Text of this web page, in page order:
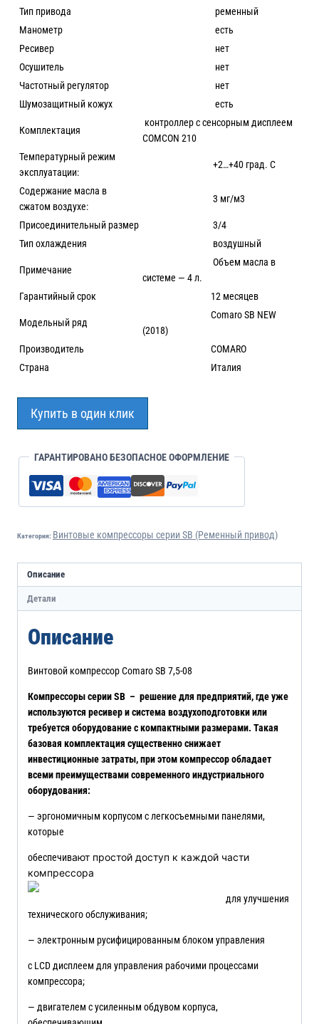
Тип привода
ременный
Манометр
есть
Ресивер
нет
Осушитель
нет
Частотный регулятор
нет
Шумозащитный кожух
есть
Комплектация
контроллер с сенсорным дисплеем
COMCON 210
Температурный режим
эксплуатации:
+2…+40 град. С
Содержание масла в
сжатом воздухе:
3 мг/м3
Присоединительный размер
3/4
Тип охлаждения
воздушный
Примечание
Объем масла в
системе — 4 л.
Гарантийный срок
12 месяцев
Модельный ряд
Comaro SB NEW
(2018)
Производитель
COMARO
Страна
Италия
Купить в один клик
ГАРАНТИРОВАНО БЕЗОПАСНОЕ ОФОРМЛЕНИЕ
Категория: Винтовые компрессоры серии SB (Ременный привод)
Описание
Детали
Описание
Винтовой компрессор Comaro SB 7,5-08
Компрессоры серии SB – решение для предприятий, где уже
используются ресивер и система воздухоподготовки или
требуется оборудование с компактными размерами. Такая
базовая комплектация существенно снижает
инвестиционные затраты, при этом компрессор обладает
всеми преимуществами современного индустриального
оборудования:
— эргономичным корпусом с легкосъемными панелями,
которые
обеспечивают простой доступ к каждой части
компрессора
для улучшения
технического обслуживания;
— электронным русифицированным блоком управления
с LCD дисплеем для управления рабочими процессами
компрессора;
— двигателем с усиленным обдувом корпуса,